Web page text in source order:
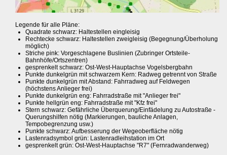
Legende für alle Pläne:
Quadrate schwarz: Haltestellen eingleisig
Rechtecke schwarz: Haltestellen zweigleisig (Begegnung/Überholung
möglich)
Striche pink: Vorgeschlagene Buslinien (Zubringer Ortsteile-
Bahnhöfe/Ortszentren)
gesprenkelt schwarz: Ost-West-Hauptachse Vogelsbergbahn
Punkte dunkelgrün mit schwarzem Kern: Radweg getrennt von Straße
Punkte dunkelgrün mit Abstand: Fahrradweg auf Feldwegen
(höchstens Anlieger frei)
Punkte dunkelgrün eng: Fahrradstraße mit "Anlieger frei"
Punkte hellgrün eng: Fahrradstraße mit "Kfz frei"
Stern schwarz: Gefährliche Überquerung/Einfädelung zu Autostraße -
Querungshilfen nötig (Markierungen, bauliche Anlagen,
Tempobegrenzung usw.)
Punkte schwarz: Aufbesserung der Wegeoberfläche nötig
Lastenradsymbol grün: Lastenradleihstation im Ort
gesprenkelt grün: Ost-West-Hauptachse "R7" (Fernradwanderweg)